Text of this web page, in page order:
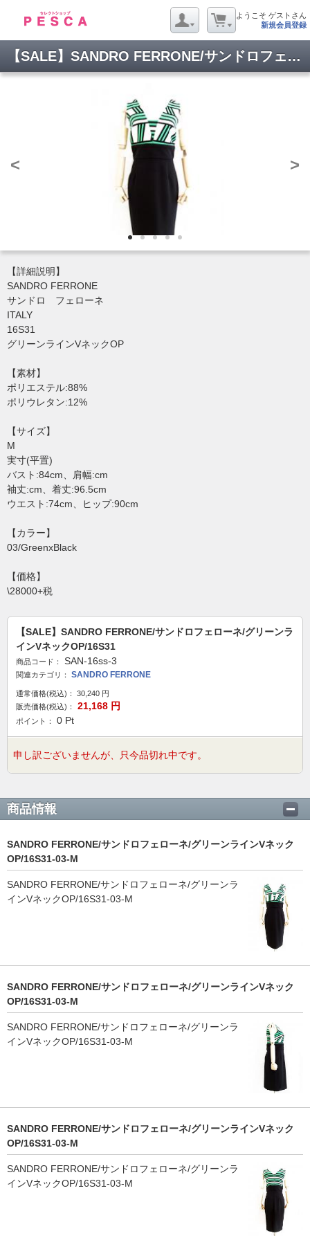
ようこそ ゲストさん
新規会員登録
【SALE】SANDRO FERRONE/サンドロフェローネ/グリーンラインVネックOP/16S31
< >
【詳細説明】
SANDRO FERRONE
サンドロ フェローネ
ITALY
16S31
グリーンラインVネックOP
【素材】
ポリエステル:88%
ポリウレタン:12%
【サイズ】
M
実寸(平置)
バスト:84cm、肩幅:cm
袖丈:cm、着丈:96.5cm
ウエスト:74cm、ヒップ:90cm
【カラー】
03/GreenxBlack
【価格】
\28000+税
【SALE】SANDRO FERRONE/サンドロフェローネ/グリーンラ
インVネックOP/16S31
商品コード： SAN-16ss-3
関連カテゴリ： SANDRO FERRONE
通常価格(税込)： 30,240 円
販売価格(税込)：
21,168 円
ポイント： 0 Pt
申し訳ございませんが、只今品切れ中です。
商品情報
SANDRO FERRONE/サンドロフェローネ/グリーンラインVネック
OP/16S31-03-M
SANDRO FERRONE/サンドロフェローネ/グリーンラ
インVネックOP/16S31-03-M
SANDRO FERRONE/サンドロフェローネ/グリーンラインVネック
OP/16S31-03-M
SANDRO FERRONE/サンドロフェローネ/グリーンラ
インVネックOP/16S31-03-M
SANDRO FERRONE/サンドロフェローネ/グリーンラインVネック
OP/16S31-03-M
SANDRO FERRONE/サンドロフェローネ/グリーンラ
インVネックOP/16S31-03-M